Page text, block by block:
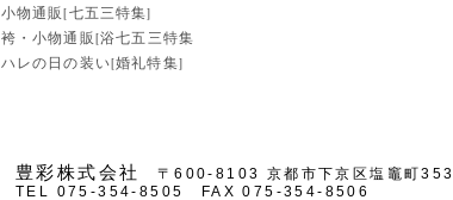
小物通販[七五三特集]
袴・ 小物通販[浴七五三特集
ハレの日の装い[婚礼特集]
​​豊彩株式会社
〒600-8103 京都市下京区塩竈町353
TEL 075-354-8505 FAX 075-354-8506